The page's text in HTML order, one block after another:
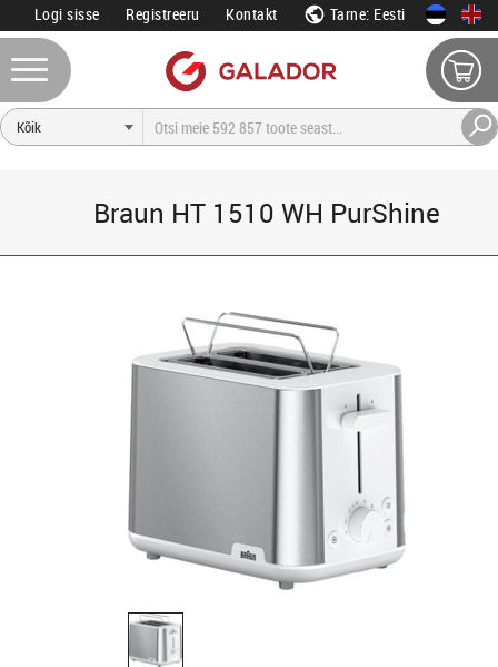
Logi sisse Registreeru Kontakt Tarne: Eesti
Braun HT 1510 WH PurShine